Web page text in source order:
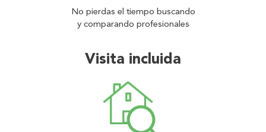
No pierdas el tiempo buscando
y comparando profesionales
Visita incluida